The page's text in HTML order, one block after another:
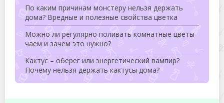
По каким причинам монстеру нельзя держать
дома? Вредные и полезные свойства цветка
Можно ли регулярно поливать комнатные цветы
чаем и зачем это нужно?
Кактус – оберег или энергетический вампир?
Почему нельзя держать кактусы дома?